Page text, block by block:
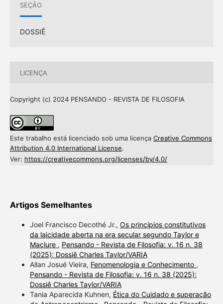
SEÇÃO
DOSSIÊ
LICENÇA
Copyright (c) 2024 PENSANDO - REVISTA DE FILOSOFIA
Este trabalho está licenciado sob uma licença Creative Commons
Attribution 4.0 International License.
Ver: https://creativecommons.org/licenses/by/4.0/
Artigos Semelhantes
Joel Francisco Decothé Jr., Os princípios constitutivos
da laicidade aberta na era secular segundo Taylor e
Maclure , Pensando - Revista de Filosofia: v. 16 n. 38
(2025): Dossiê Charles Taylor/VARIA
Allan Josué Vieira, Fenomenologia e Conhecimento ,
Pensando - Revista de Filosofia: v. 16 n. 38 (2025):
Dossiê Charles Taylor/VARIA
Tania Aparecida Kuhnen, Ética do Cuidado e superação